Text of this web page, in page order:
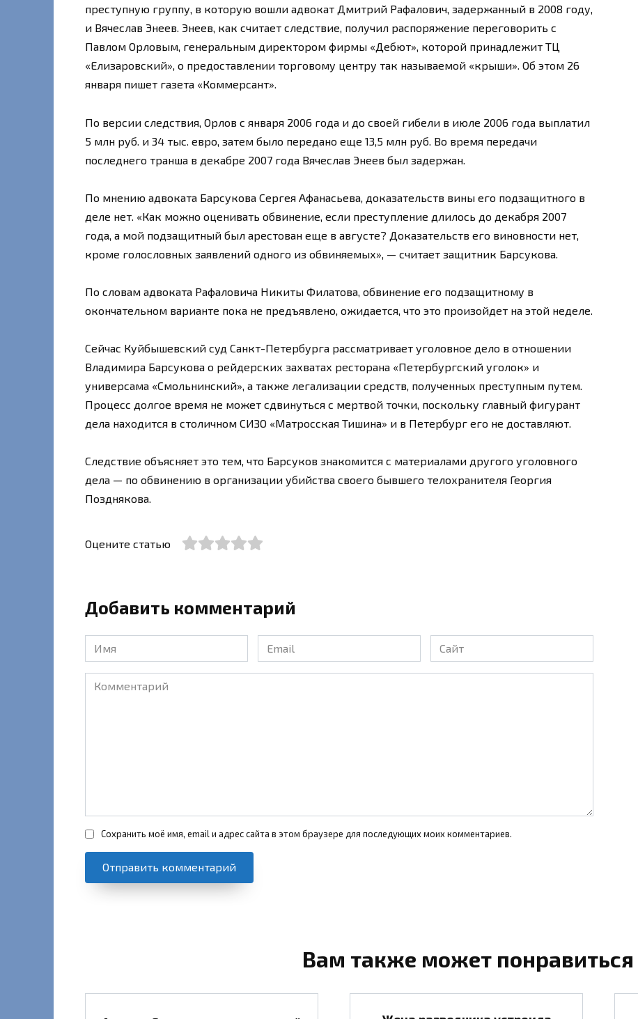
преступную группу, в которую вошли адвокат Дмитрий Рафалович, задержанный в 2008 году,
и Вячеслав Энеев. Энеев, как считает следствие, получил распоряжение переговорить с
Павлом Орловым, генеральным директором фирмы «Дебют», которой принадлежит ТЦ
«Елизаровский», о предоставлении торговому центру так называемой «крыши». Об этом 26
января пишет газета «Коммерсант».
По версии следствия, Орлов с января 2006 года и до своей гибели в июле 2006 года выплатил
5 млн руб. и 34 тыс. евро, затем было передано еще 13,5 млн руб. Во время передачи
последнего транша в декабре 2007 года Вячеслав Энеев был задержан.
По мнению адвоката Барсукова Сергея Афанасьева, доказательств вины его подзащитного в
деле нет. «Как можно оценивать обвинение, если преступление длилось до декабря 2007
года, а мой подзащитный был арестован еще в августе? Доказательств его виновности нет,
кроме голословных заявлений одного из обвиняемых», — считает защитник Барсукова.
По словам адвоката Рафаловича Никиты Филатова, обвинение его подзащитному в
окончательном варианте пока не предъявлено, ожидается, что это произойдет на этой неделе.
Сейчас Куйбышевский суд Санкт-Петербурга рассматривает уголовное дело в отношении
Владимира Барсукова о рейдерских захватах ресторана «Петербургский уголок» и
универсама «Смольнинский», а также легализации средств, полученных преступным путем.
Процесс долгое время не может сдвинуться с мертвой точки, поскольку главный фигурант
дела находится в столичном СИЗО «Матросская Тишина» и в Петербург его не доставляют.
Следствие объясняет это тем, что Барсуков знакомится с материалами другого уголовного
дела — по обвинению в организации убийства своего бывшего телохранителя Георгия
Позднякова.
Оцените статью
Добавить комментарий
Имя
*
Email
*
Сайт
Комментарий
Сохранить моё имя, email и адрес сайта в этом браузере для последующих моих комментариев.
Вам также может понравиться